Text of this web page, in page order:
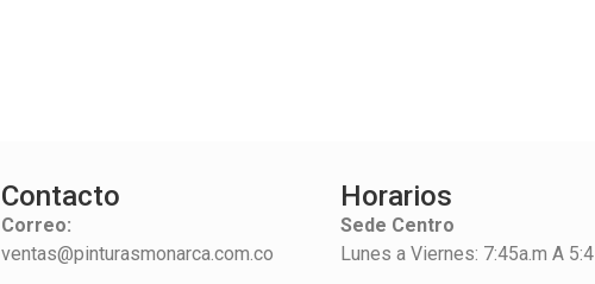
Contacto
Correo:
ventas@pinturasmonarca.com.co
Horarios
Sede Centro
Lunes a Viernes: 7:45a.m A